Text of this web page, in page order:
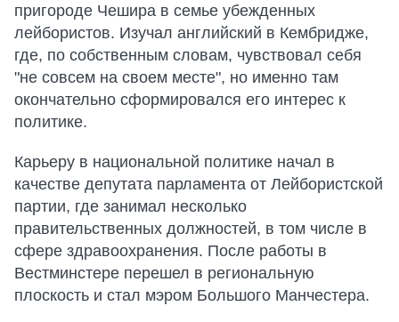
пригороде Чешира в семье убежденных
лейбористов. Изучал английский в Кембридже,
где, по собственным словам, чувствовал себя
"не совсем на своем месте", но именно там
окончательно сформировался его интерес к
политике.
Карьеру в национальной политике начал в
качестве депутата парламента от Лейбористской
партии, где занимал несколько
правительственных должностей, в том числе в
сфере здравоохранения. После работы в
Вестминстере перешел в региональную
плоскость и стал мэром Большого Манчестера.